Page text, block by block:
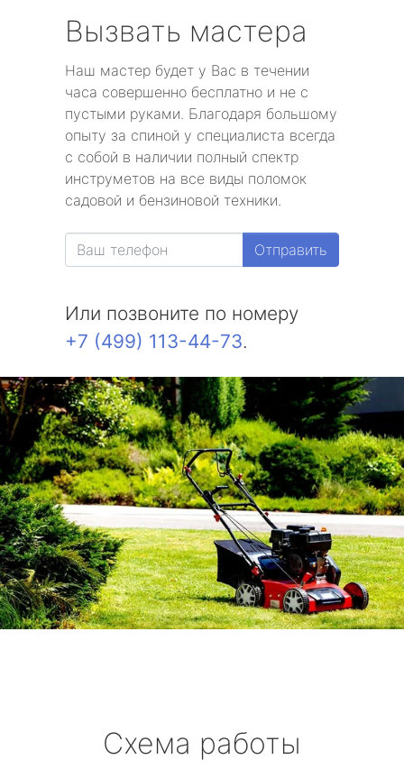
Вызвать мастера
Наш мастер будет у Вас в течении
часа совершенно бесплатно и не с
пустыми руками. Благодаря большому
опыту за спиной у специалиста всегда
с собой в наличии полный спектр
инструметов на все виды поломок
садовой и бензиновой техники.
Отправить
Или позвоните по номеру
+7 (499) 113-44-73.
Схема работы